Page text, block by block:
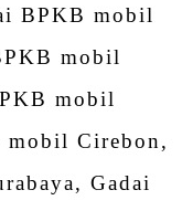
BPKB mobil
mobil
mobil
mobil Cirebon,
Gadai